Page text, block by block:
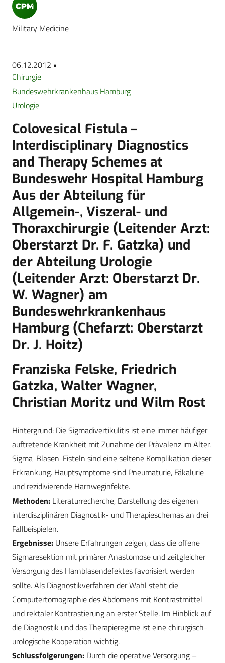
Military Medicine
06.12.2012 •
Chirurgie
Bundeswehrkrankenhaus Hamburg
Urologie
Colovesical Fistula –
Interdisciplinary Diagnostics
and Therapy Schemes at
Bundeswehr Hospital Hamburg
Aus der Abteilung für
Allgemein-, Viszeral- und
Thoraxchirurgie (Leitender Arzt:
Oberst­arzt Dr. F. Gatzka) und
der Abteilung Urologie
(Leitender Arzt: Oberstarzt Dr.
W. Wagner) am
Bundeswehrkrankenhaus
Hamburg (Chefarzt: Oberstarzt
Dr. J. Hoitz)
Franziska Felske, Friedrich
Gatzka, Walter Wagner,
Christian Moritz und Wilm Rost
Hintergrund: Die Sigmadivertikulitis ist eine immer häufiger
auftretende Krankheit mit Zunahme der Prävalenz im Alter.
Sigma-Blasen-Fisteln sind eine seltene Komplikation dieser
Erkrankung. Hauptsymptome sind Pneumaturie, Fäkalurie
und rezidivierende Harnweginfekte.
Methoden: Literaturrecherche, Darstellung des eigenen
interdisziplinären Diagnostik- und Therapieschemas an drei
Fallbeispielen.
Ergebnisse: Unsere Erfahrungen zeigen, dass die offene
Sigmaresektion mit primärer Anastomose und zeitgleicher
Versorgung des Harnblasendefektes favorisiert werden
sollte. Als Diagnostikverfahren der Wahl steht die
Computertomographie des Abdomens mit Kontrastmittel
und rektaler Kontrastierung an erster Stelle. Im Hinblick auf
die Diagnostik und das Therapieregime ist eine chirurgisch-
urologische Kooperation wichtig.
Schlussfolgerungen: Durch die operative Versorgung –